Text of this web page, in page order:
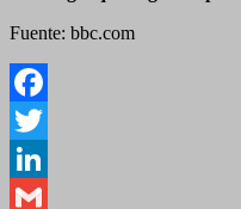
Fuente: bbc.com
Facebook
Twitter
LinkedIn